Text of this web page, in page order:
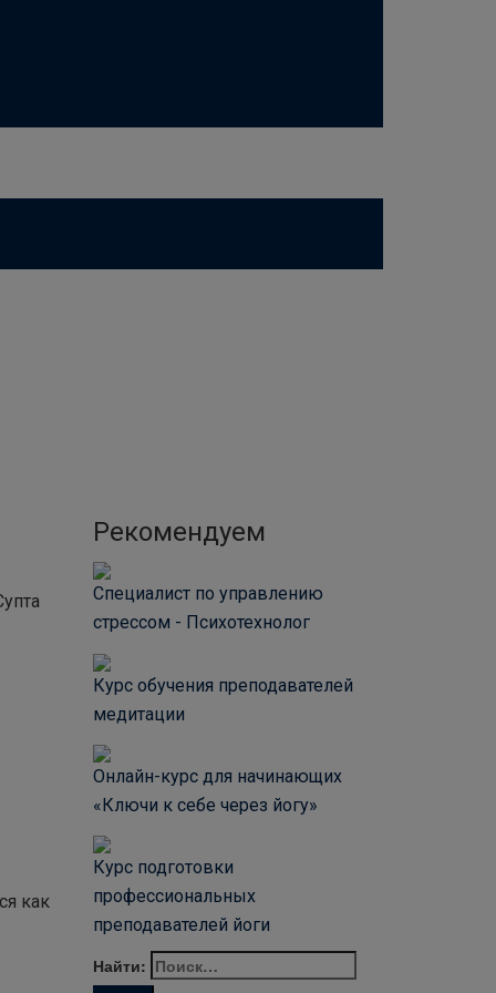
как
Рекомендуем
Специалист по управлению
стрессом - Психотехнолог
Курс обучения преподавателей
медитации
Онлайн-курс для начинающих
«Ключи к себе через йогу»
Курс подготовки
профессиональных
преподавателей йоги
Найти: